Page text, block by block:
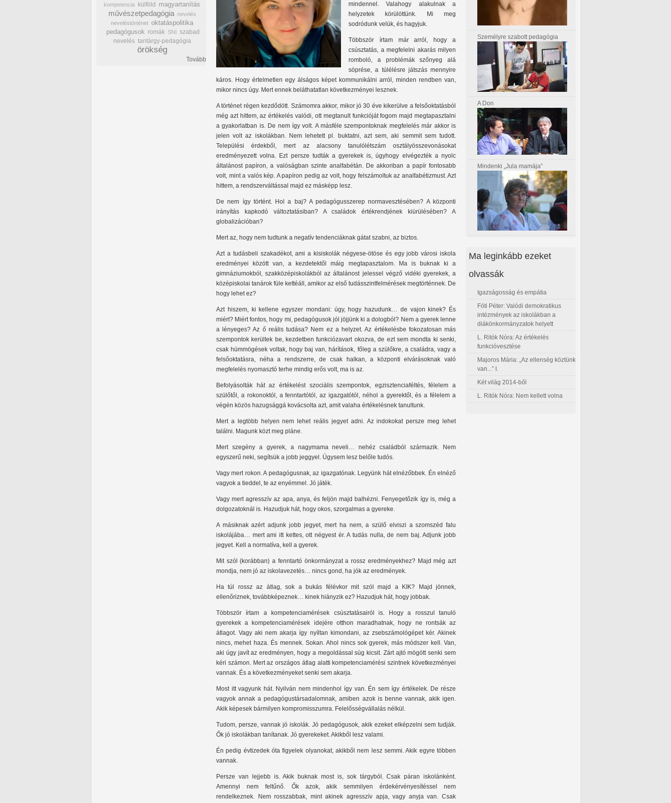
mindennel. Valahogy alakulnak a
helyzetek körülöttünk. Mi meg
sodródunk velük, és hagyjuk.
Többször írtam már arról, hogy a
csúsztatás, a megfelelni akarás milyen
romboló, a problémák szőnyeg alá
söprése, a túlélésre játszás mennyire
káros. Hogy értelmetlen egy álságos képet kommunikálni arról, minden rendben van,
mikor nincs úgy. Mert ennek beláthatatlan következményei lesznek.
A történet régen kezdődött. Számomra akkor, mikor jó 30 éve kikerülve a felsőoktatásból
még azt hittem, az értékelés valódi, ott megtanult funkcióját fogom majd megtapasztalni
a gyakorlatban is. De nem így volt. A másféle szempontoknak megfelelés már akkor is
jelen volt az iskolákban. Nem lehetett pl. buktatni, azt sem, aki semmit sem tudott.
Települési érdekből, mert az alacsony tanulólétszám osztályösszevonásokat
eredményezett volna. Ezt persze tudták a gyerekek is, úgyhogy elvégezték a nyolc
általánost papíron, a valóságban szinte analfabétán. De akkoriban a papír fontosabb
volt, mint a valós kép. A papíron pedig az volt, hogy felszámoltuk az analfabétizmust. Azt
hittem, a rendszerváltással majd ez másképp lesz.
De nem így történt. Hol a baj? A pedagógusszerep normavesztésében? A központi
irányítás kapkodó változtatásiban? A családok értékrendjének kiürülésében? A
globalizációban?
Mert az, hogy nem tudtunk a negatív tendenciáknak gátat szabni, az biztos.
Azt a tudásbeli szakadékot, ami a kisiskolák négyese-ötöse és egy jobb városi iskola
eredményei között van, a kezdetektől máig megtapasztalom. Ma is buknak ki a
gimnáziumokból, szakközépiskolákból az általánost jelessel végző vidéki gyerekek, a
középiskolai tanárok füle kettéáll, amikor az első tudásszintfelmérések megtörténnek. De
hogy lehet ez?
Azt hiszem, ki kellene egyszer mondani: úgy, hogy hazudunk… de vajon kinek? És
miért? Miért fontos, hogy mi, pedagógusok jól jöjjünk ki a dologból? Nem a gyerek lenne
a lényeges? Az ő reális tudása? Nem ez a helyzet. Az értékelésbe fokozatosan más
szempontok kerültek be, kezdetben funkciózavart okozva, de ezt sem mondta ki senki,
csak hümmögések voltak, hogy baj van, hárítások, főleg a szülőkre, a családra, vagy a
felsőoktatásra, néha a rendszerre, de csak halkan, a központi elvárásoknak való
megfelelés nyomasztó terhe mindig erős volt, ma is az.
Befolyásolták hát az értékelést szociális szempontok, egzisztenciaféltés, félelem a
szülőtől, a rokonoktól, a fenntartótól, az igazgatótól, néhol a gyerektől, és a félelem a
végén közös hazugsággá kovácsolta azt, amit valaha értékelésnek tanultunk.
Mert a legtöbb helyen nem lehet reális jegyet adni. Az indokokat persze meg lehet
találni. Magunk közt meg pláne.
Mert szegény a gyerek, a nagymama neveli… nehéz családból származik. Nem
egyszerű neki, segítsük a jobb jeggyel. Úgysem lesz belőle tudós.
Vagy mert rokon. A pedagógusnak, az igazgatónak. Legyünk hát elnézőbbek. Én elnéző
vagyok a tieddel, te az enyémmel. Jó játék.
Vagy mert agresszív az apa, anya, és feljön majd balhézni. Fenyegetőzik így is, még a
dolgozatoknál is. Hazudjuk hát, hogy okos, szorgalmas a gyereke.
A másiknak azért adjunk jobb jegyet, mert ha nem, a szülő elviszi a szomszéd falu
iskolájába… mert ami itt kettes, ott négyest ér. A tudás nulla, de nem baj. Adjunk jobb
jegyet. Kell a normatíva, kell a gyerek.
Mit szól (korábban) a fenntartó önkormányzat a rossz eredményekhez? Majd még azt
mondja, nem jó az iskolavezetés… nincs gond, ha jók az eredmények.
Ha túl rossz az átlag, sok a bukás félévkor mit szól majd a KIK? Majd jönnek,
ellenőriznek, továbbképeznek… kinek hiányzik ez? Hazudjuk hát, hogy jobbak.
Többször írtam a kompetenciamérések csúsztatásairól is. Hogy a rosszul tanuló
gyerekek a kompetenciamérések idejére otthon maradhatnak, hogy ne rontsák az
átlagot. Vagy aki nem akarja így nyíltan kimondani, az zsebszámológépet kér. Akinek
nincs, mehet haza. És mennek. Sokan. Ahol nincs sok gyerek, más módszer kell. Van,
aki úgy javít az eredményen, hogy a megoldással súg kicsit. Zárt ajtó mögött senki sem
kéri számon. Mert az országos átlag alatti kompetenciamérési szintnek következményei
vannak. És a következményeket senki sem akarja.
Most itt vagyunk hát. Nyilván nem mindenhol így van. Én sem így értékelek. De része
vagyok annak a pedagógustársadalomnak, amiben azok is benne vannak, akik igen.
Akik képesek bármilyen kompromisszumra. Felelősségvállalás nélkül.
Tudom, persze, vannak jó iskolák. Jó pedagógusok, akik ezeket elképzelni sem tudják.
Ők jó iskolákban tanítanak. Jó gyerekeket. Akikből lesz valami.
Én pedig évtizedek óta figyelek olyanokat, akikből nem lesz semmi. Akik egyre többen
vannak.
Persze van lejjebb is. Akik buknak most is, sok tárgyból. Csak páran iskolánként.
Amennyi nem feltűnő. Ők azok, akik semmilyen érdekérvényesítéssel nem
rendelkeznek. Nem rosszabbak, mint akinek agresszív apja, vagy anyja van. Csak
kompetencia külföld magyartanítás
művészetpedagógia
nevelés
neveléstörténet oktatáspolitika
pedagógusok romák SNI szabad
nevelés tantárgy-pedagógia
örökség
Tovább
Személyre szabott pedagógia
A Don
Mindenki „Jula mamája”
Ma leginkább ezeket
olvassák
Igazságosság és empátia
Fóti Péter: Valódi demokratikus
intézmények az iskolákban a
diákönkormányzatok helyett
L. Ritók Nóra: Az értékelés
funkcióvesztése
Majoros Mária: „Az ellenség köztünk
van...” I.
Két világ 2014-ből
L. Ritók Nóra: Nem kellett volna